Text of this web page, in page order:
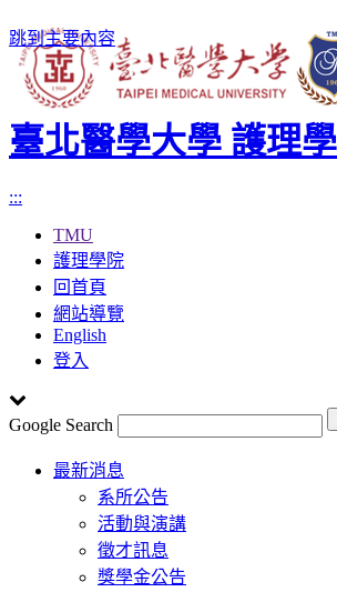
跳到主要內容
臺北醫學大學 護理
:::
TMU
護理學院
回首頁
網站導覽
English
登入
Google Search
Toggle
navigation
最新消息
系所公告
活動與演講
徵才訊息
獎學金公告